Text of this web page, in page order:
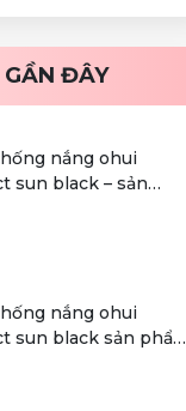
ĐÂY
nắng ohui
sun black – sản
nắng ohui
sun black sản phẩm